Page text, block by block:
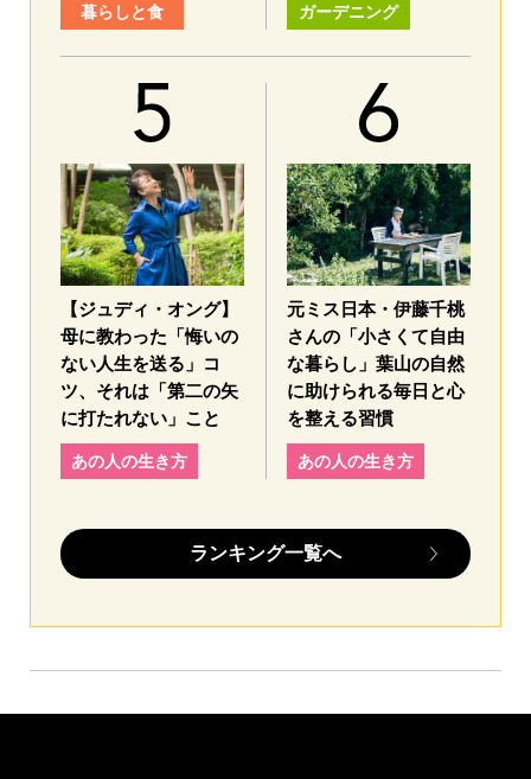
暮らしと食 ガーデニング
【ジュディ・オング】
母に教わった「悔いの
ない人生を送る」コ
ツ、それは「第二の矢
に打たれない」こと
あの人の生き方
元ミス日本・伊藤千桃
さんの「小さくて自由
な暮らし」葉山の自然
に助けられる毎日と心
を整える習慣
あの人の生き方
ランキング一覧へ